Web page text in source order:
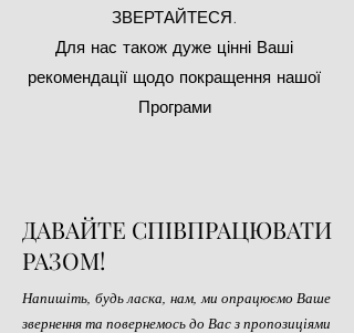
ЗВЕРТАЙТЕСЯ.
Для нас також дуже цінні Ваші
рекомендації щодо покращення нашої
Програми
ДАВАЙТЕ СПІВПРАЦЮВАТИ
РАЗОМ!
Напишіть, будь ласка, нам, ми опрацюємо Ваше
звернення та повернемось до Вас з пропозиціями